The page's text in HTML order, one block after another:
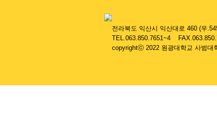
전라북도 익산시 익산대로 460 (우
TEL.063.850.7651~4
copyrightⓒ 2022 원광대학교 사범대